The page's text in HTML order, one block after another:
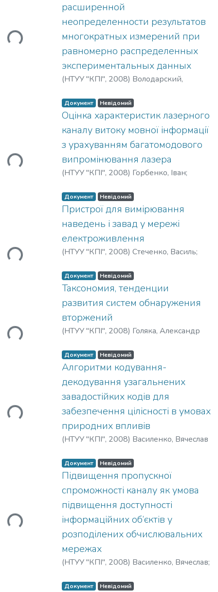
расширенной
неопределенности результатов
многократных измерений при
равномерно распределенных
экспериментальных данных
(НТУУ "КПІ", 2008) Володарский,
Документ Невідомий
Оцінка характеристик лазерного
каналу витоку мовної інформації
з урахуванням багатомодового
випромінювання лазера
(НТУУ "КПІ", 2008) Горбенко, Іван;
Документ Невідомий
Пристрої для вимірювання
наведень і завад у мережі
електроживлення
(НТУУ "КПІ", 2008) Стеченко, Василь;
Курашкевич, Андрій
Документ Невідомий
Таксономия, тенденции
развития систем обнаружения
вторжений
(НТУУ "КПІ", 2008) Голяка, Александр
Документ Невідомий
Алгоритми кодування-
декодування узагальнених
завадостійких кодів для
забезпечення цілісності в умовах
природних впливів
(НТУУ "КПІ", 2008) Василенко, Вячеслав
Документ Невідомий
Підвищення пропускної
спроможності каналу як умова
підвищення доступності
інформаційних об’єктів у
розподілених обчислювальних
мережах
(НТУУ "КПІ", 2008) Василенко, Вячеслав;
Документ Невідомий